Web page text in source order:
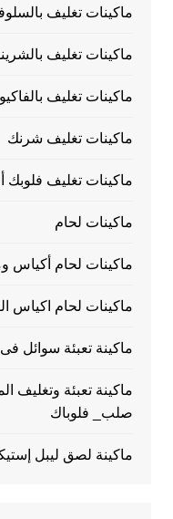
ماكينات تغليف
ماكينات تغليف
ماكينات تغليف
ماكينات تغليف شرنك
ماكينات تغليف فلوبك
ماكينات لحام
ماكينات لحام أكياس
ماكينات لحام اكياس
ماكينة تعبئة سوائل
ماكينة تعبئة وتغليف
صلب_ فلوباك
ماكينة لصق ليبل